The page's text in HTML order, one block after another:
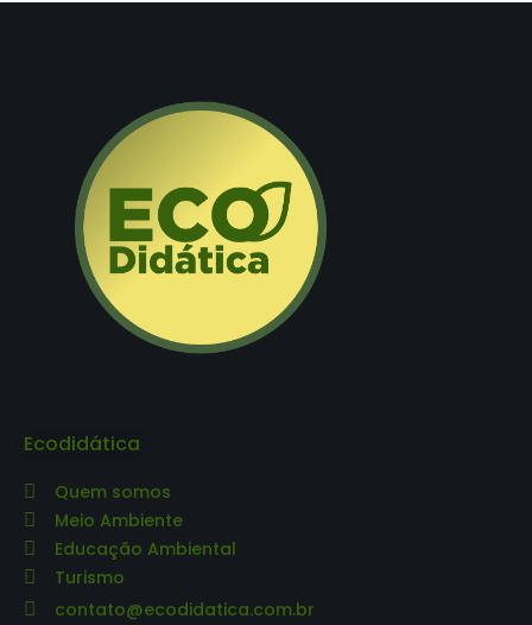
Ecodidática
Quem somos
Meio Ambiente
Educação Ambiental
Turismo
contato@ecodidatica.com.br